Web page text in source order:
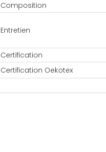
Composition
Entretien
Certification
Certification Oekotex